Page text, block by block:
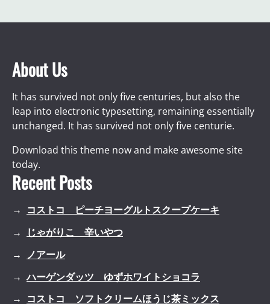
About Us
It has survived not only five centuries, but also the
leap into electronic typesetting, remaining essentially
unchanged. It has survived not only five centurie.
Download this theme now and make awesome site
today.
Recent Posts
コストコ ピーチヨーグルトスクープケーキ
じゃがりこ 辛いやつ
ノアール
ハーゲンダッツ ゆずホワイトショコラ
コストコ ソフトクリームほうじ茶ミックス